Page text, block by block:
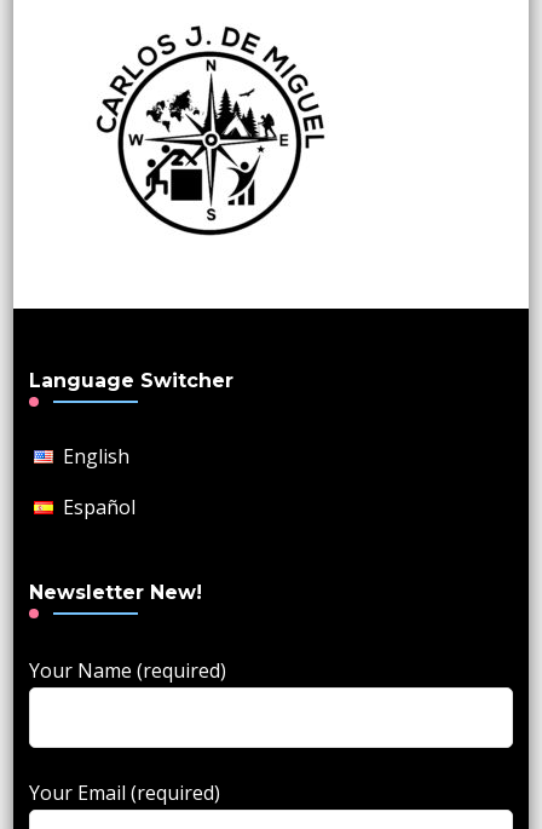
Language Switcher
English
Español
Newsletter New!
Your Name (required)
Your Email (required)